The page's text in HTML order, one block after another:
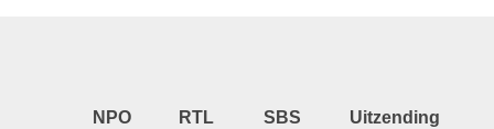
NPO
RTL
SBS
Uitzending